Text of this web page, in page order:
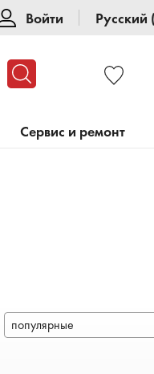
Войти Русский
Сервис и ремонт
популярные